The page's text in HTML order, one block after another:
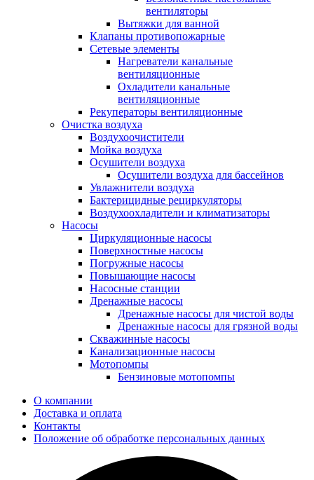
вентиляторы
Вытяжки для ванной
Клапаны противопожарные
Сетевые элементы
Нагреватели канальные
вентиляционные
Охладители канальные
вентиляционные
Рекуператоры вентиляционные
Очистка воздуха
Воздухоочистители
Мойка воздуха
Осушители воздуха
Осушители воздуха для бассейнов
Увлажнители воздуха
Бактерицидные рециркуляторы
Воздухоохладители и климатизаторы
Насосы
Циркуляционные насосы
Поверхностные насосы
Погружные насосы
Повышающие насосы
Насосные станции
Дренажные насосы
Дренажные насосы для чистой воды
Дренажные насосы для грязной воды
Скважинные насосы
Канализационные насосы
Мотопомпы
Бензиновые мотопомпы
О компании
Доставка и оплата
Контакты
Положение об обработке персональных данных